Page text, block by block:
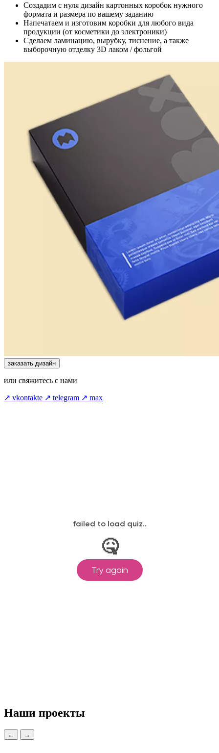
Создадим с нуля дизайн картонных коробок нужного
формата и размера по вашему заданию
Напечатаем и изготовим коробки для любого вида
продукции (от косметики до электроники)
Сделаем ламинацию, вырубку, тиснение, а также
выборочную отделку 3D лаком / фольгой
заказать дизайн
или свяжитесь с нами
↗ vkontakte ↗ telegram ↗ max
Наши проекты
← →